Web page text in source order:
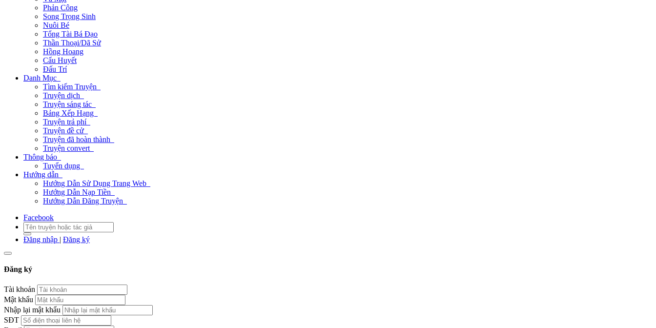
Phản Công
Song Trọng Sinh
Nuôi Bé
Tổng Tài Bá Đạo
Thần Thoại/Dã Sử
Hồng Hoang
Cẩu Huyết
Đấu Trí
Danh Mục
Tìm kiếm Truyện
Truyện dịch
Truyện sáng tác
Bảng Xếp Hạng
Truyện trả phí
Truyện đề cử
Truyện đã hoàn thành
Truyện convert
Thông báo
Tuyển dụng
Hướng dẫn
Hướng Dẫn Sử Dụng Trang Web
Hướng Dẫn Nạp Tiền
Hướng Dẫn Đăng Truyện
Facebook
Đăng nhập | Đăng ký
Đăng ký
Tài khoản
Mật khẩu
Nhập lại mật khẩu
SĐT